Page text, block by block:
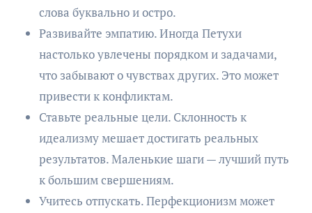
слова буквально и остро.
Развивайте эмпатию. Иногда Петухи
настолько увлечены порядком и задачами,
что забывают о чувствах других. Это может
привести к конфликтам.
Ставьте реальные цели. Склонность к
идеализму мешает достигать реальных
результатов. Маленькие шаги — лучший путь
к большим свершениям.
Учитесь отпускать. Перфекционизм может